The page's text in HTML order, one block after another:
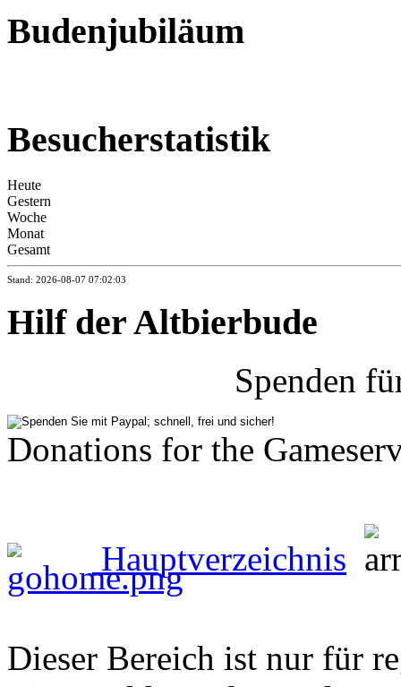
Budenjubiläum
Besucherstatistik
Heute
Gestern
Woche
Monat
Gesamt
Stand: 2026-08-07 07:02:03
Hilf der Altbierbude
Spenden
Donations for the
Hauptverzeichnis
Dieser Bereich ist nur für